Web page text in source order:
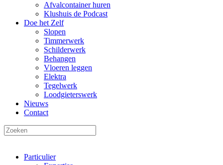
Afvalcontainer huren
Klushuis de Podcast
Doe het Zelf
Slopen
Timmerwerk
Schilderwerk
Behangen
Vloeren leggen
Elektra
Tegelwerk
Loodgieterswerk
Nieuws
Contact
Particulier